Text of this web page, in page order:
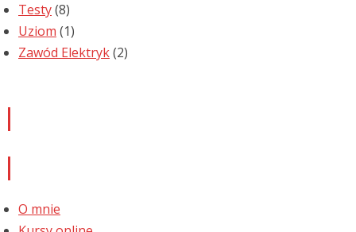
Testy(8)
Uziom (1)
Zawód Elektryk(2)
O mnie